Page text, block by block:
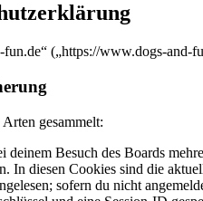
(„https://www.dogs-and-
gesammelt:
Besuch des Boards
In diesen Cookies sind die
sofern du nicht